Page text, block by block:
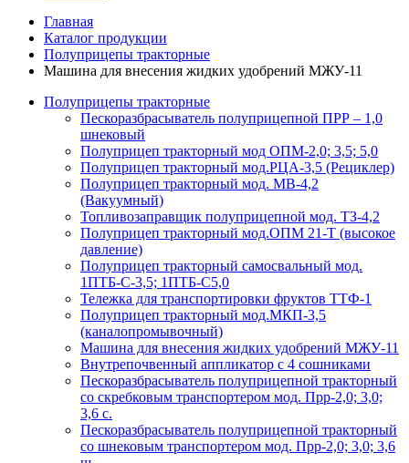
Главная
Каталог продукции
Полуприцепы тракторные
Машина для внесения жидких удобрений МЖУ-11
Полуприцепы тракторные
Пескоразбрасыватель полуприцепной ПРР – 1,0
шнековый
Полуприцеп тракторный мод ОПМ-2,0; 3,5; 5,0
Полуприцеп тракторный мод.РЦА-3,5 (Рециклер)
Полуприцеп тракторный мод. МВ-4,2
(Вакуумный)
Топливозаправщик полуприцепной мод. ТЗ-4,2
Полуприцеп тракторный мод.ОПМ 21-Т (высокое
давление)
Полуприцеп тракторный самосвальный мод.
1ПТБ-С-3,5; 1ПТБ-С5,0
Тележка для транспортировки фруктов ТТФ-1
Полуприцеп тракторный мод.МКП-3,5
(каналопромывочный)
Машина для внесения жидких удобрений МЖУ-11
Внутрепочвенный аппликатор с 4 сошниками
Пескоразбрасыватель полуприцепной тракторный
со скребковым транспортером мод. Прр-2,0; 3,0;
3,6 с.
Пескоразбрасыватель полуприцепной тракторный
со шнековым транспортером мод. Прр-2,0; 3,0; 3,6